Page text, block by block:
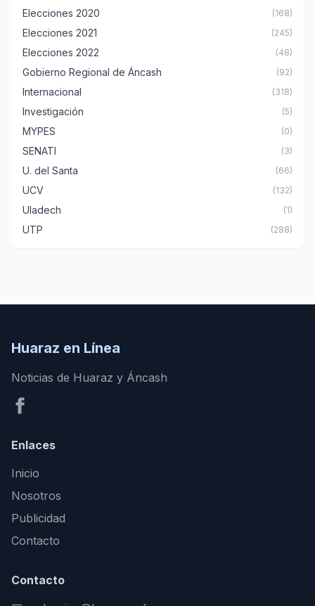
Elecciones 2020 (168)
Elecciones 2021 (245)
Elecciones 2022 (48)
Gobierno Regional de Áncash (92)
Internacional (318)
Investigación (5)
MYPES (0)
SENATI (3)
U. del Santa (66)
UCV (132)
Uladech (1)
UTP (288)
Huaraz en Línea
Noticias de Huaraz y Áncash
Enlaces
Inicio
Nosotros
Publicidad
Contacto
Contacto